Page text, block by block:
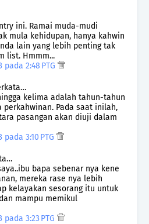
ini. Ramai muda-mudi
mula kehidupan, hanya kahwin
lain yang lebih penting tak
list. Hmmm...
pada 2:48 PTG
kelima adalah tahun-tahun
perkahwinan. Pada saat inilah,
pasangan akan diuji dalam
3:10 PTG
bapa sebenar nya kene
mereka rase nya lebih
kelayakan sesorang itu untuk
mampu memikul
3:23 PTG